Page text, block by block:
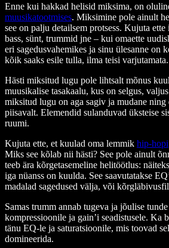
Enne kui hakkad helisid miksima, on
muusikatootmises. Miksimine pole ainult
see on palju detailsem protsess. Kujuta
bass, sünt, trummid jne – kui omaette
eri sagedusvahemikes ja sinu ülesanne on
kõik saaks esile tulla, ilma teisi varjutamata.
Hästi miksitud lugu pole lihtsalt mõnus
muusikalise tasakaalu, kus on selgus,
miksitud lugu on aga sagiv ja mudane ning
piisavalt. Elemendid sulanduvad üksteise
ruumi.
Kujuta ette, et kuulad oma lemmik hip-hopi
Miks see kõlab nii hästi? See pole ainult
teeb ära kõrgetasemeline helitöötlus:
iga nüanss on kuulda. See saavutatakse
madalad sagedused välja, või
Samas trumm annab tugeva ja jõulise
kompressioonile ja gain’i seadistusele. Ka
tänu EQ-le ja saturatsioonile, mis toovad
domineerida.